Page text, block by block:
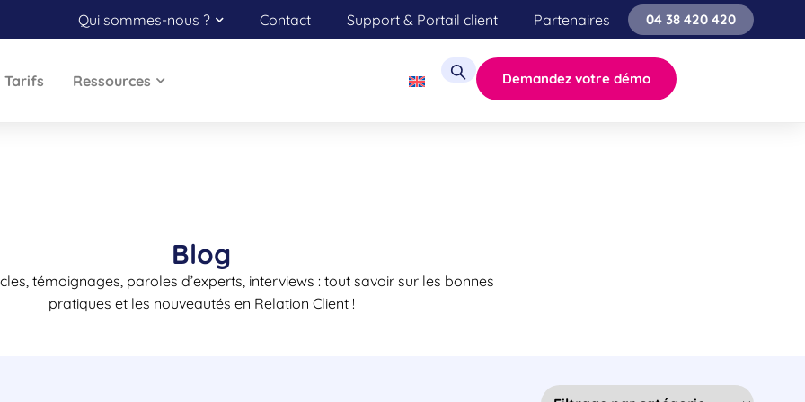
Qui sommes-nous ? Contact Support & Portail client Partenaires 04 38 420 420
Tarifs Ressources Demandez votre démo
Blog
témoignages, paroles d’experts, interviews : tout savoir sur les bonnes
pratiques et les nouveautés en Relation Client !